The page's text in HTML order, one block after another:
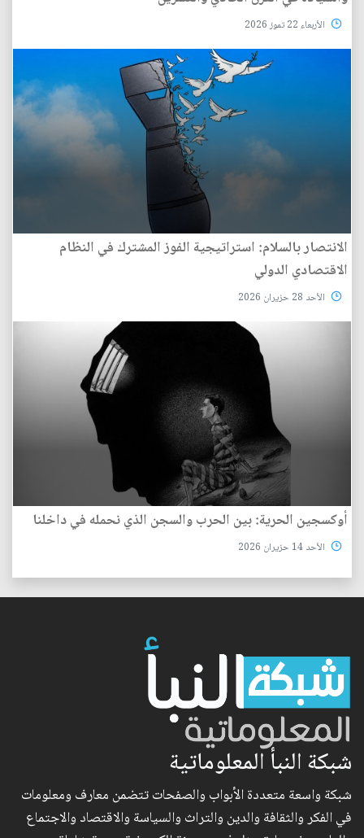
الأربعاء 22 تموز 2026
الانتصار بالسلام: استراتيجية الفوز المشترك في النظام
الاقتصادي الدولي
الأحد 28 حزيران 2026
أوكسجين الحرية: بين الحرب والسجن الذي نحمله في داخلنا
الأحد 14 حزيران 2026
شبكة النبأ المعلوماتية
شبكة واسعة متعددة الأبواب والصفحات تتضمن معارف ومعلومات
في الفكر والثقافة والدين والتراث والسياسة والاقتصاد والاجتماع